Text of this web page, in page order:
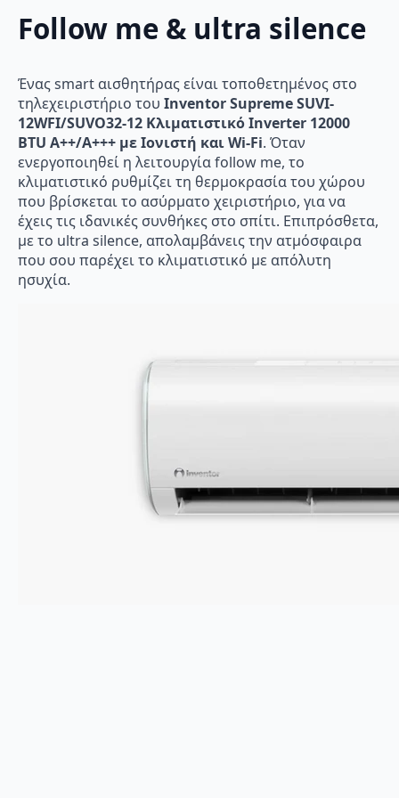
Follow me & ultra silence
Ένας smart αισθητήρας είναι τοποθετημένος στο
τηλεχειριστήριο του Inventor Supreme SUVI-
12WFI/SUVO32-12 Κλιματιστικό Inverter 12000
BTU A++/A+++ με Ιονιστή και Wi-Fi. Όταν
ενεργοποιηθεί η λειτουργία follow me, το
κλιματιστικό ρυθμίζει τη θερμοκρασία του χώρου
που βρίσκεται το ασύρματο χειριστήριο, για να
έχεις τις ιδανικές συνθήκες στο σπίτι. Επιπρόσθετα,
με το ultra silence, απολαμβάνεις την ατμόσφαιρα
που σου παρέχει το κλιματιστικό με απόλυτη
ησυχία.